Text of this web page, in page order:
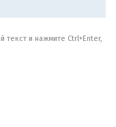
и нажмите Ctrl+Enter,